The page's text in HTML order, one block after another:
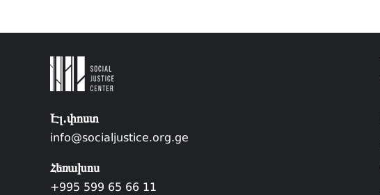
Էլ.փոստ
info@socialjustice.org.ge
Հեռախոս
+995 599 65 66 11